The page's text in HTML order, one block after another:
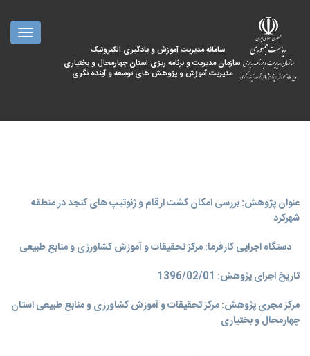
سامانه مدیریت آموزش و یادگیری الکترونیک
سازمان مدیریت و برنامه ریزی استان چهارمحال و بختیاری
مدیریت آموزش و پژوهش های توسعه و آینده نگری
عنوان پژوهش: بررسی امکان کشت ارقام و ژنوتیپ های کنجد در منطقه
شهرکرد
دستگاه اجرایی کارفرما: مرکز تحقیقات و آموزش کشاورزی و منابع طبیعی
تاریخ اجرای پژوهش: 1396/02/01
مرکز مجری پژوهش: مرکز تحقیقات و آموزش کشاورزی و منابع طبیعی استان
چهارمحال و بختیاری